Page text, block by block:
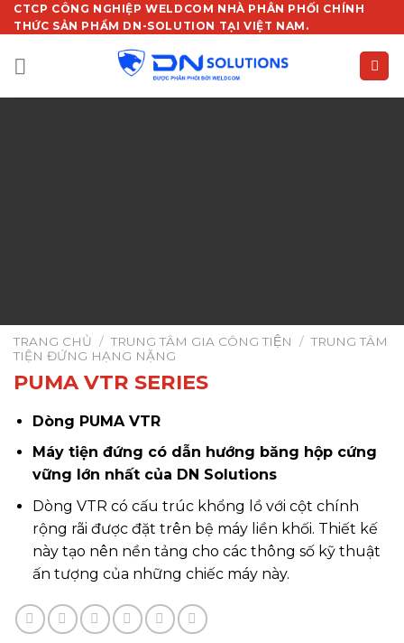
Chuyển
đến
nội
dung
CTCP CÔNG NGHIỆP WELDCOM NHÀ PHÂN PHỐI CHÍNH
THỨC SẢN PHẨM DN-SOLUTION TẠI VIỆT NAM.
TRANG CHỦ / TRUNG TÂM GIA CÔNG TIỆN / TRUNG TÂM
TIỆN ĐỨNG HẠNG NẶNG
PUMA VTR SERIES
Dòng PUMA VTR
Máy tiện đứng có dẫn hướng băng hộp cứng
vững lớn nhất của DN Solutions
Dòng VTR có cấu trúc khổng lồ với cột chính
rộng rãi được đặt trên bệ máy liền khối. Thiết kế
này tạo nên nền tảng cho các thông số kỹ thuật
ấn tượng của những chiếc máy này.